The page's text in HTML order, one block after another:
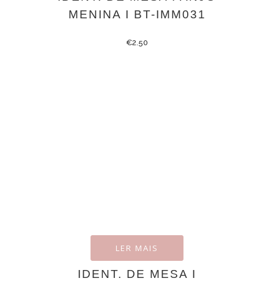
MENINA I BT-IMM031
€2.50
LER MAIS
IDENT. DE MESA I